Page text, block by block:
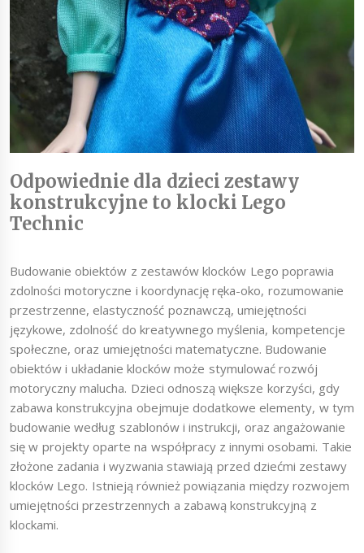
Odpowiednie dla dzieci zestawy
konstrukcyjne to klocki Lego
Technic
Budowanie obiektów z zestawów klocków Lego poprawia
zdolności motoryczne i koordynację ręka-oko, rozumowanie
przestrzenne, elastyczność poznawczą, umiejętności
językowe, zdolność do kreatywnego myślenia, kompetencje
społeczne, oraz umiejętności matematyczne. Budowanie
obiektów i układanie klocków może stymulować rozwój
motoryczny malucha. Dzieci odnoszą większe korzyści, gdy
zabawa konstrukcyjna obejmuje dodatkowe elementy, w tym
budowanie według szablonów i instrukcji, oraz angażowanie
się w projekty oparte na współpracy z innymi osobami. Takie
złożone zadania i wyzwania stawiają przed dziećmi zestawy
klocków Lego. Istnieją również powiązania między rozwojem
umiejętności przestrzennych a zabawą konstrukcyjną z
klockami.